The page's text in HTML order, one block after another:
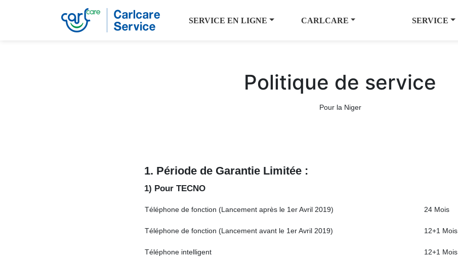
SERVICE EN LIGNE CARLCARE SERVICE
Politique de service
Pour la Niger
1. Période de Garantie Limitée :
1) Pour TECNO
Téléphone de fonction (Lancement après le 1er Avril 2019) 24 Mois
Téléphone de fonction (Lancement avant le 1er Avril 2019) 12+1 Mois
Téléphone intelligent 12+1 Mois